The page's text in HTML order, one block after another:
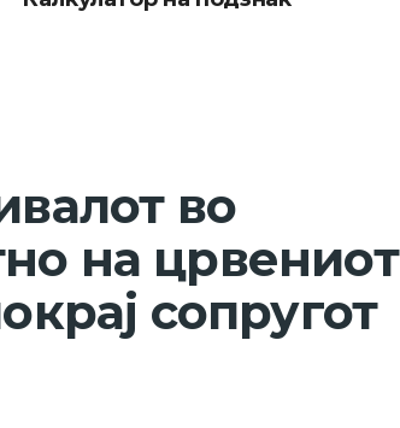
во
на црвениот
сопругот